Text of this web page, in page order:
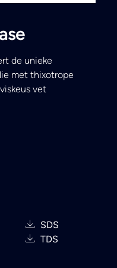
de unieke
met thixotrope
vet
SDS
TDS